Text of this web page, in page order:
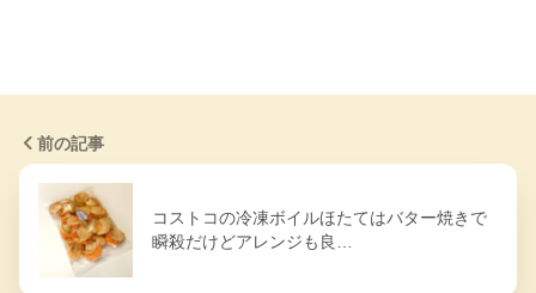
前の記事
コストコの冷凍ボイルほたてはバター焼きで
瞬殺だけどアレンジも良…